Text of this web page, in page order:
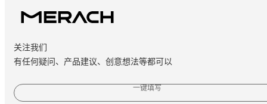
关注我们
有任何疑问、产品建议、创意想法等都可以
一键填写